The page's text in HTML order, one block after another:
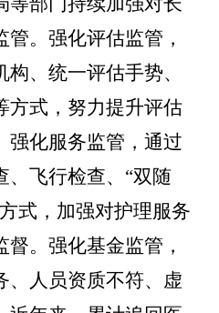
。强化评估监管，
、统一评估手势、
方式，努力提升评估
强化服务监管，通过
飞行检查、 “双随
式，加强对护理服务
。强化基金监管，
、人员资质不符、虚